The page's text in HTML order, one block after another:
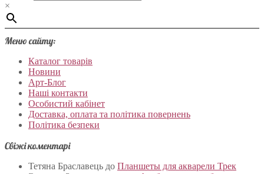
×
Меню сайту:
Каталог товарів
Новини
Арт-Блог
Наші контакти
Особистий кабінет
Доставка, оплата та політика повернень
Політика безпеки
Свіжі коментарі
Тетяна Браславець до Планшеты для акварели Трек